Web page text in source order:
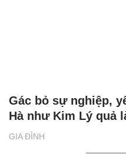
GIA ĐÌNH
Gác bỏ sự nghiệp,
Hà như Kim Lý quả